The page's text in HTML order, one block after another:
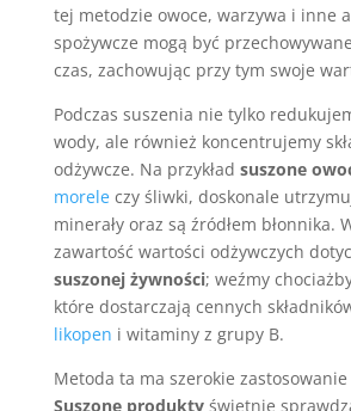
tej metodzie owoce, warzywa i inne
spożywcze mogą być
czas, zachowując przy tym swoje
Podczas suszenia nie tylko
wody, ale również koncentrujemy
odżywcze. Na przykład suszone
moreleczy śliwki, doskonale
minerały oraz są źródłem błonnika.
zawartość wartości odżywczych
suszonej żywności; weźmy
które dostarczają cennych
likopen i witaminy z grupy B.
Metoda ta ma szerokie
Suszone produktyświetnie